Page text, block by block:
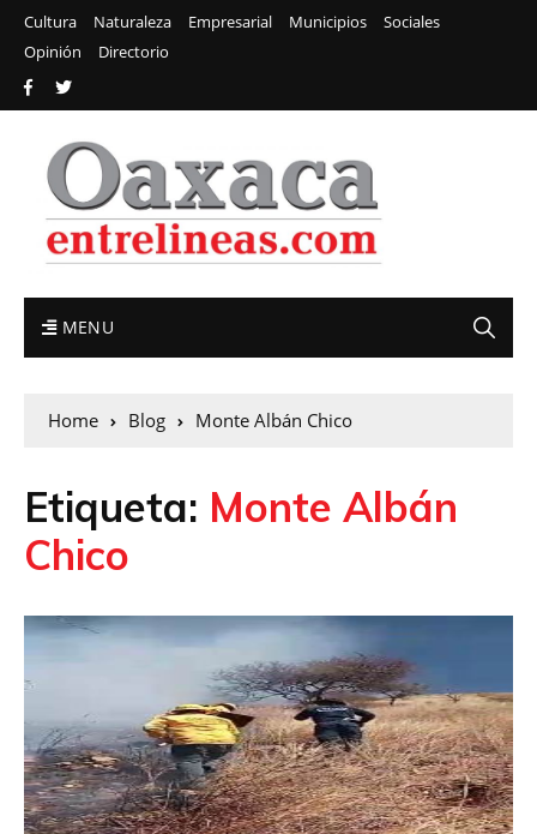
Cultura Naturaleza Empresarial Municipios
Sociales
Opinión
Directorio
MENU
Home Blog Monte Albán Chico
Etiqueta: Monte Albán
Chico